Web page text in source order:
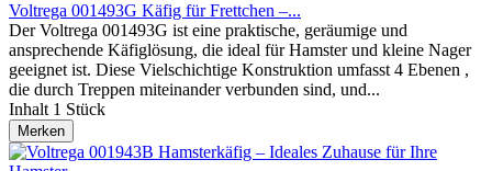
Voltrega 001493G Käfig für Frettchen –...
Der Voltrega 001493G ist eine praktische, geräumige und
ansprechende Käfiglösung, die ideal für Hamster und kleine Nager
geeignet ist. Diese Vielschichtige Konstruktion umfasst 4 Ebenen ,
die durch Treppen miteinander verbunden sind, und...
Inhalt 1 Stück
Merken